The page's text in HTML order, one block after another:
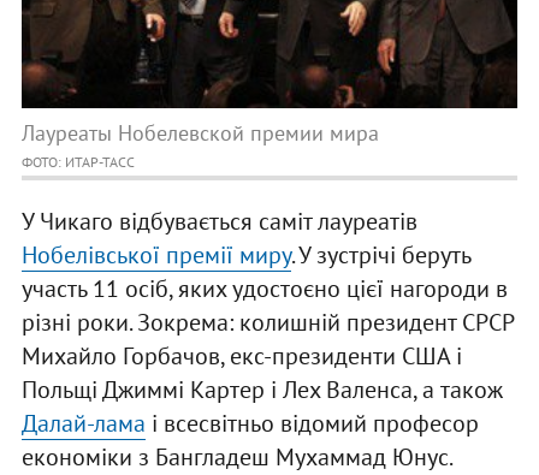
Лауреаты Нобелевской премии мира
ФОТО: ИТАР-ТАСС
У Чикаго відбувається саміт лауреатів
Нобелівської премії миру. У зустрічі беруть
участь 11 осіб, яких удостоєно цієї нагороди в
різні роки. Зокрема: колишній президент СРСР
Михайло Горбачов, екс-президенти США і
Польщі Джиммі Картер і Лех Валенса, а також
Далай-лама і всесвітньо відомий професор
економіки з Бангладеш Мухаммад Юнус.